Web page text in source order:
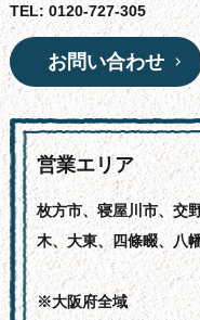
TEL: 0120-727-305
お問い合わせ
営業エリア
枚方市、寝屋川市、交
木、大東、四條畷、八
※大阪府全域